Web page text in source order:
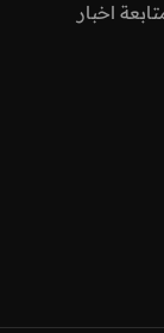
اخبار